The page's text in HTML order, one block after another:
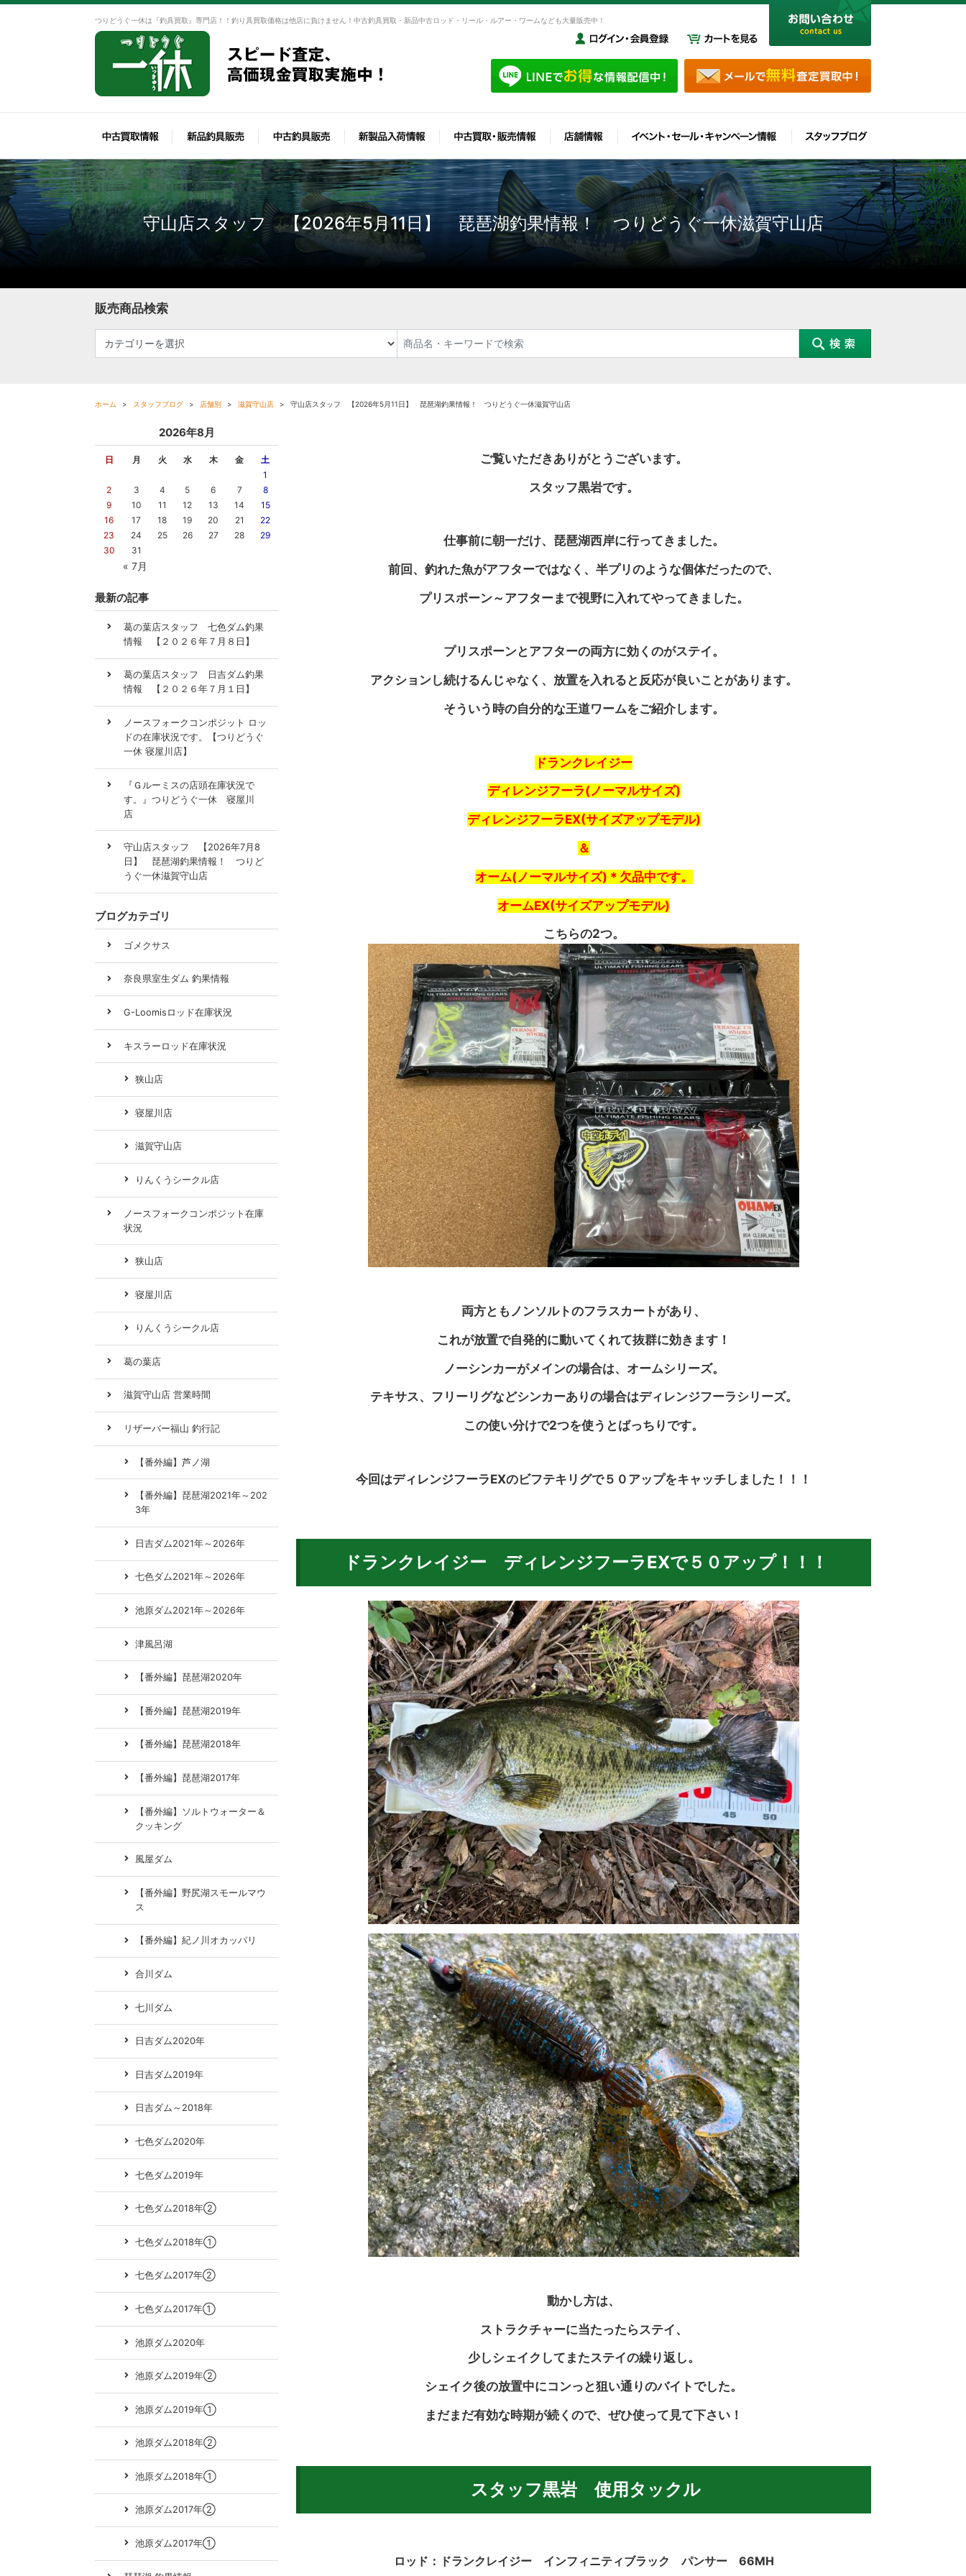
つりどうぐ一休は『釣具買取』専門店！！釣り具買取価格は他店に負けません！中古釣具買取・新品中古ロッド・リール・ルアー・ワームなども大量販売中！
守山店スタッフ 【2026年5月11日】 琵琶湖釣果情報！ つりどうぐ一休滋賀守山店
販売商品検索
ホーム スタッフブログ 店舗別 滋賀守山店 守山店スタッフ 【2026年5月11日】 琵琶湖釣果情報！ つりどうぐ一休滋賀守山店
ご覧いただきありがとうございます。
スタッフ黒岩です。
仕事前に朝一だけ、琵琶湖西岸に行ってきました。
前回、釣れた魚がアフターではなく、半プリのような個体だったので、
プリスポーン～アフターまで視野に入れてやってきました。
プリスポーンとアフターの両方に効くのがステイ。
アクションし続けるんじゃなく、放置を入れると反応が良いことがあります。
そういう時の自分的な王道ワームをご紹介します。
ドランクレイジー
ディレンジフーラ(ノーマルサイズ)
ディレンジフーラEX(サイズアップモデル)
＆
オーム(ノーマルサイズ)＊欠品中です。
オームEX(サイズアップモデル)
こちらの2つ。
両方ともノンソルトのフラスカートがあり、
これが放置で自発的に動いてくれて抜群に効きます！
ノーシンカーがメインの場合は、オームシリーズ。
テキサス、フリーリグなどシンカーありの場合はディレンジフーラシリーズ。
この使い分けで2つを使うとばっちりです。
今回はディレンジフーラEXのビフテキリグで５０アップをキャッチしました！！！
ドランクレイジー ディレンジフーラEXで５０アップ！！！
動かし方は、
ストラクチャーに当たったらステイ、
少しシェイクしてまたステイの繰り返し。
シェイク後の放置中にコンっと狙い通りのバイトでした。
まだまだ有効な時期が続くので、ぜひ使って見て下さい！
スタッフ黒岩 使用タックル
ロッド：ドランクレイジー インフィニティブラック パンサー 66MH
2026年8月
日 月 火 水 木 金 土
« 7月
1
2
3 4 5 6 7
8
9
10 11 12 13 14
15
16
17 18 19 20 21
22
23
24 25 26 27 28
29
30
31
最新の記事
葛の葉店スタッフ 七色ダム釣果
情報 【２０２６年７月８日】
葛の葉店スタッフ 日吉ダム釣果
情報 【２０２６年７月１日】
ノースフォークコンポジット ロッ
ドの在庫状況です。【つりどうぐ
一休 寝屋川店】
『Ｇルーミスの店頭在庫状況で
す。』つりどうぐ一休 寝屋川
店
守山店スタッフ 【2026年7月8
日】 琵琶湖釣果情報！ つりど
うぐ一休滋賀守山店
ブログカテゴリ
ゴメクサス
奈良県室生ダム 釣果情報
G-Loomisロッド在庫状況
キスラーロッド在庫状況
狭山店
寝屋川店
滋賀守山店
りんくうシークル店
ノースフォークコンポジット在庫
状況
狭山店
寝屋川店
りんくうシークル店
葛の葉店
滋賀守山店 営業時間
リザーバー福山 釣行記
【番外編】芦ノ湖
【番外編】琵琶湖2021年～202
3年
日吉ダム2021年～2026年
七色ダム2021年～2026年
池原ダム2021年～2026年
津風呂湖
【番外編】琵琶湖2020年
【番外編】琵琶湖2019年
【番外編】琵琶湖2018年
【番外編】琵琶湖2017年
【番外編】ソルトウォーター＆
クッキング
風屋ダム
【番外編】野尻湖スモールマウ
ス
【番外編】紀ノ川オカッパリ
合川ダム
七川ダム
日吉ダム2020年
日吉ダム2019年
日吉ダム～2018年
七色ダム2020年
七色ダム2019年
七色ダム2018年②
七色ダム2018年①
七色ダム2017年②
七色ダム2017年①
池原ダム2020年
池原ダム2019年②
池原ダム2019年①
池原ダム2018年②
池原ダム2018年①
池原ダム2017年②
池原ダム2017年①